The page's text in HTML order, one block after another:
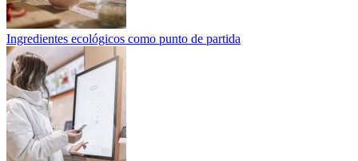
Ingredientes ecológicos como punto de partida